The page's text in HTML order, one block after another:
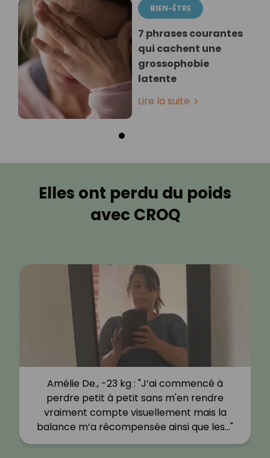
BIEN-ÊTRE
7 phrases courantes
qui cachent une
grossophobie
latente
Lire la suite
Elles ont perdu du poids
avec CROQ
: "Je me suis donc lancée
Croq’Kilos pour stabiliser
adapter un rythme de vie
découvert cette…"
Amélie De., -23
perdre petit à
vraiment compte
balance m’a